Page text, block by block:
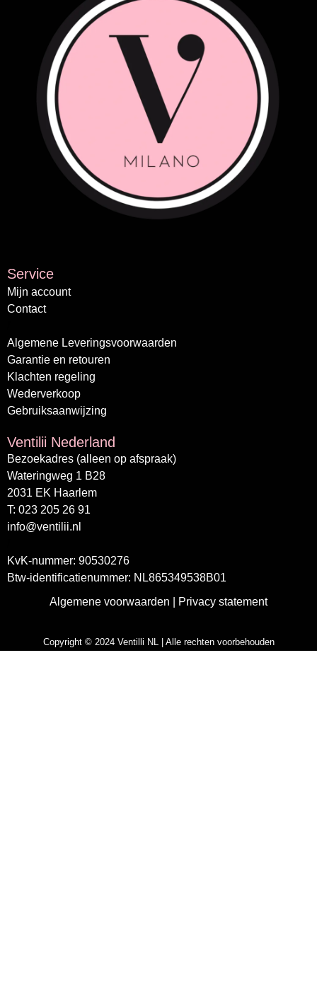
Service
Mijn account
Contact
Algemene Leveringsvoorwaarden
Garantie en retouren
Klachten regeling
Wederverkoop
Gebruiksaanwijzing
Ventilii Nederland
Bezoekadres (alleen op afspraak)
Wateringweg 1 B28
2031 EK Haarlem
T: 023 205 26 91
info@ventilii.nl
KvK-nummer: 90530276
Btw-identificatienummer: NL865349538B01
Algemene voorwaarden
Privacy statement
Copyright © 2024 Ventilli NL | Alle rechten voorbehouden